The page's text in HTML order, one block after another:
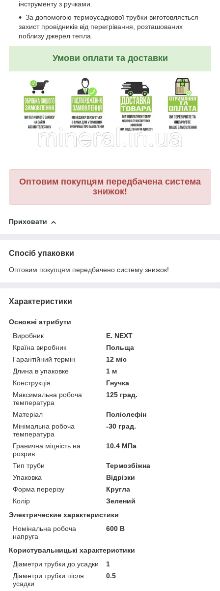
інструменту з ручками.
За допомогою термоусадкової трубки виготовляється
захист провідників від перегрівання, розташованих
поблизу джерел тепла.
Умови оплати та доставки
Оптовим покупцям передбачена система
знижок!
Приховати
Спосіб упаковки
Оптовим покупцям передбачено систему знижок!
Характеристики
Основні атрибути
Виробник
E. NEXT
Країна виробник
Польща
Гарантійний термін
12 міс
Длина в упаковке
1 м
Конструкція
Гнучка
Максимальна робоча
температура
125 град.
Матеріал
Поліолефін
Мінімальна робоча
температура
-30 град.
Гранична міцність на
розрив
10.4 МПа
Тип труби
Термозбіжна
Упаковка
Відрізки
Форма перерізу
Кругла
Колір
Зелений
Электрические характеристики
Номінальна робоча
напруга
600 В
Користувальницькі характеристики
Діаметри трубки до усадки
1
Діаметри трубки після
усадки
0.5